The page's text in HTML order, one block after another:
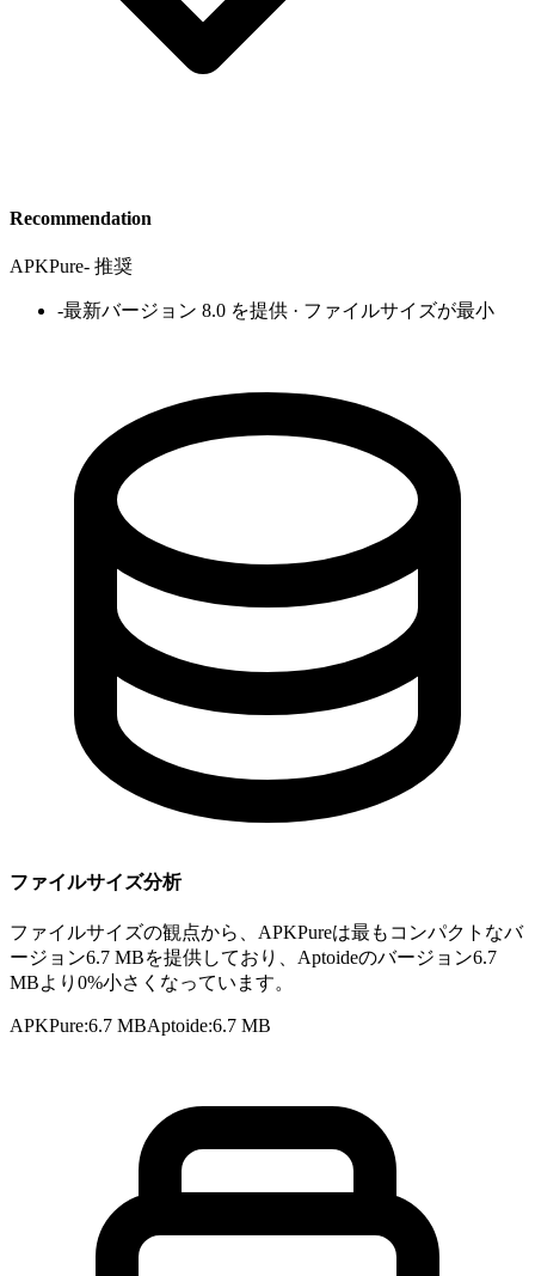
Recommendation
APKPure- 推奨
-最新バージョン 8.0 を提供 · ファイルサイズが最小
ファイルサイズ分析
ファイルサイズの観点から、APKPureは最もコンパクトなバ
ージョン6.7 MBを提供しており、Aptoideのバージョン6.7
MBより0%小さくなっています。
APKPure:6.7 MBAptoide:6.7 MB